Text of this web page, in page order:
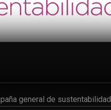
general de sustentabilidad